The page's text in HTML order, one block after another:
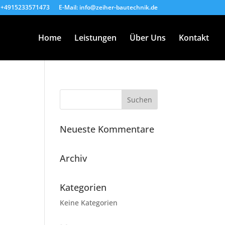
E-Mail: info@zeiher-bautechnik.de
Home Leistungen Über Uns Kontakt
Neueste Kommentare
Archiv
Kategorien
Keine Kategorien